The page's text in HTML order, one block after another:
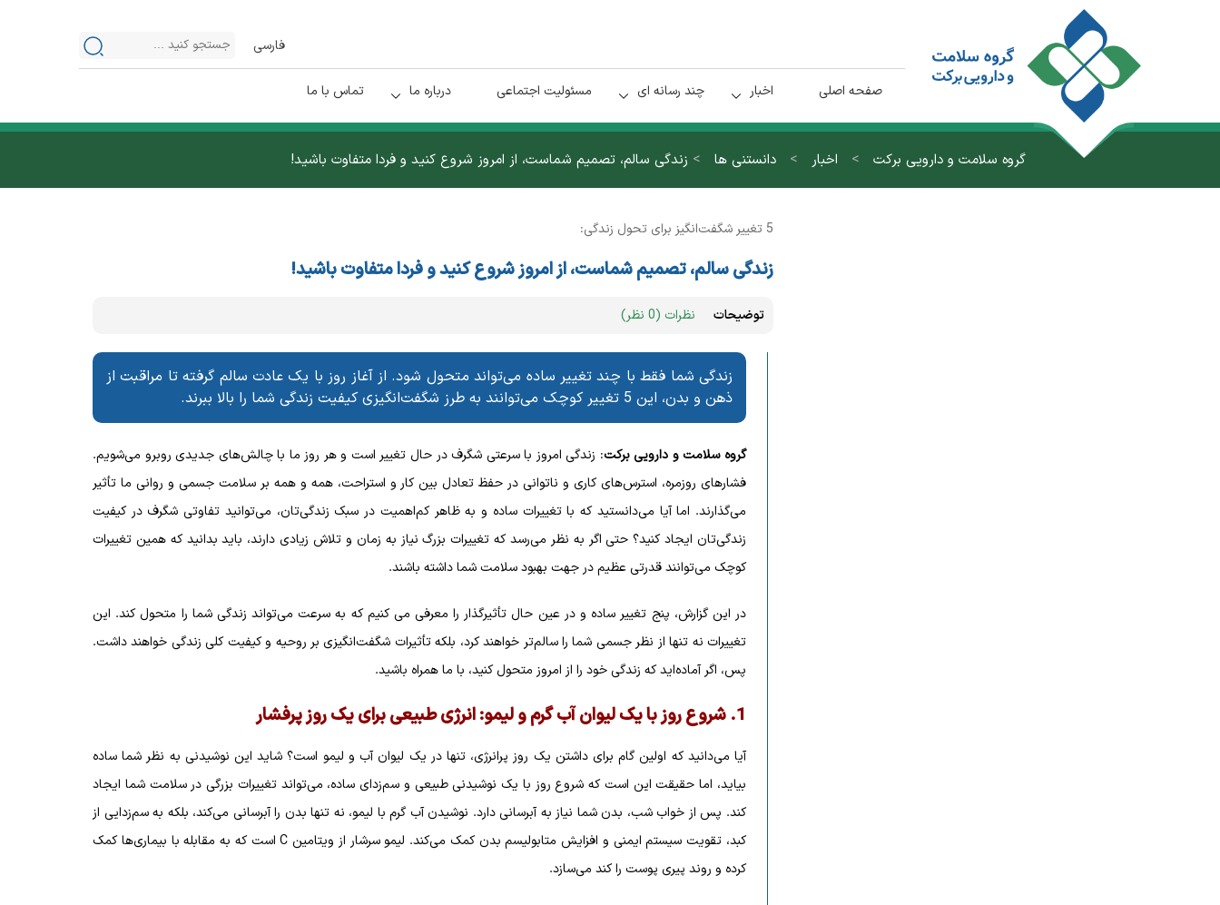
فارسی
صفحه اصلی اخبار چند رسانه ای مسئولیت اجتماعی درباره ما تماس با ما
گروه سلامت و دارویی برکت > اخبار > دانستنی ها > زندگی سالم، تصمیم شماست، از امروز شروع کنید و فردا متفاوت باشید!
5 تغییر شگفت‌انگیز برای تحول زندگی:
زندگی سالم، تصمیم شماست، از امروز شروع کنید و فردا متفاوت باشید!
توضیحات نظرات (0 نظر)
زندگی شما فقط با چند تغییر ساده می‌تواند متحول شود. از آغاز روز با یک عادت سالم گرفته تا مراقبت از
ذهن و بدن، این 5 تغییر کوچک می‌توانند به طرز شگفت‌انگیزی کیفیت زندگی شما را بالا ببرند.
گروه سلامت و دارویی برکت: زندگی امروز با سرعتی شگرف در حال تغییر است و هر روز ما با چالش‌های جدیدی روبرو می‌شویم.
فشارهای روزمره، استرس‌های کاری و ناتوانی در حفظ تعادل بین کار و استراحت، همه و همه بر سلامت جسمی و روانی ما تأثیر
می‌گذارند. اما آیا می‌دانستید که با تغییرات ساده و به ظاهر کم‌اهمیت در سبک زندگی‌تان، می‌توانید تفاوتی شگرف در کیفیت
زندگی‌تان ایجاد کنید؟ حتی اگر به نظر می‌رسد که تغییرات بزرگ نیاز به زمان و تلاش زیادی دارند، باید بدانید که همین تغییرات
کوچک می‌توانند قدرتی عظیم در جهت بهبود سلامت شما داشته باشند.
در این گزارش، پنج تغییر ساده و در عین حال تأثیرگذار را معرفی می کنیم که به سرعت می‌تواند زندگی شما را متحول کند. این
تغییرات نه تنها از نظر جسمی شما را سالم‌تر خواهند کرد، بلکه تأثیرات شگفت‌انگیزی بر روحیه و کیفیت کلی زندگی خواهند داشت.
پس، اگر آماده‌اید که زندگی‌ خود را از امروز متحول کنید، با ما همراه باشید.
1. شروع روز با یک لیوان آب گرم و لیمو: انرژی طبیعی برای یک روز پرفشار
آیا می‌دانید که اولین گام برای داشتن یک روز پرانرژی، تنها در یک لیوان آب و لیمو است؟ شاید این نوشیدنی به نظر شما ساده
بیاید، اما حقیقت این است که شروع روز با یک نوشیدنی طبیعی و سم‌زدای ساده، می‌تواند تغییرات بزرگی در سلامت شما ایجاد
کند. پس از خواب شب، بدن شما نیاز به آبرسانی دارد. نوشیدن آب گرم با لیمو، نه تنها بدن را آبرسانی می‌کند، بلکه به سم‌زدایی از
کبد، تقویت سیستم ایمنی و افزایش متابولیسم بدن کمک می‌کند. لیمو سرشار از ویتامین C است که به مقابله با بیماری‌ها کمک
کرده و روند پیری پوست را کند می‌سازد.